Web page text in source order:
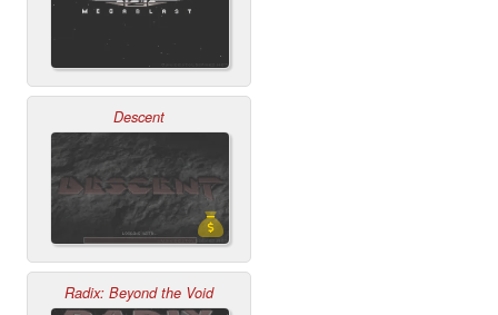
Descent
Radix: Beyond the Void